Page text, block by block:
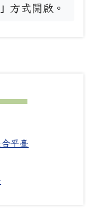
方式開啟。
平臺